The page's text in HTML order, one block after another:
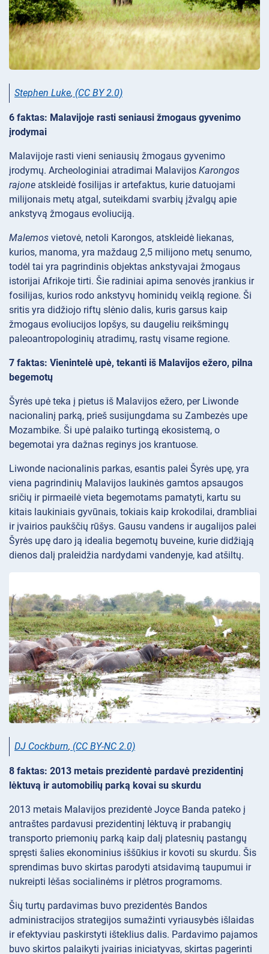
Stephen Luke, (CC BY 2.0)
6 faktas: Malavijoje rasti seniausi žmogaus gyvenimo
įrodymai
Malavijoje rasti vieni seniausių žmogaus gyvenimo
įrodymų. Archeologiniai atradimai Malavijos Karongos
rajone atskleidė fosilijas ir artefaktus, kurie datuojami
milijonais metų atgal, suteikdami svarbių įžvalgų apie
ankstyvą žmogaus evoliuciją.
Malemos vietovė, netoli Karongos, atskleidė liekanas,
kurios, manoma, yra maždaug 2,5 milijono metų senumo,
todėl tai yra pagrindinis objektas ankstyvajai žmogaus
istorijai Afrikoje tirti. Šie radiniai apima senovės įrankius ir
fosilijas, kurios rodo ankstyvų hominidų veiklą regione. Ši
sritis yra didžiojo riftų slėnio dalis, kuris garsus kaip
žmogaus evoliucijos lopšys, su daugeliu reikšmingų
paleoantropologinių atradimų, rastų visame regione.
7 faktas: Vienintelė upė, tekanti iš Malavijos ežero, pilna
begemotų
Šyrės upė teka į pietus iš Malavijos ežero, per Liwonde
nacionalinį parką, prieš susijungdama su Zambezės upe
Mozambike. Ši upė palaiko turtingą ekosistemą, o
begemotai yra dažnas reginys jos krantuose.
Liwonde nacionalinis parkas, esantis palei Šyrės upę, yra
viena pagrindinių Malavijos laukinės gamtos apsaugos
sričių ir pirmaeilė vieta begemotams pamatyti, kartu su
kitais laukiniais gyvūnais, tokiais kaip krokodilai, drambliai
ir įvairios paukščių rūšys. Gausu vandens ir augalijos palei
Šyrės upę daro ją idealia begemotų buveine, kurie didžiąją
dienos dalį praleidžia nardydami vandenyje, kad atšiltų.
DJ Cockburn, (CC BY-NC 2.0)
8 faktas: 2013 metais prezidentė pardavė prezidentinį
lėktuvą ir automobilių parką kovai su skurdu
2013 metais Malavijos prezidentė Joyce Banda pateko į
antraštes pardavusi prezidentinį lėktuvą ir prabangių
transporto priemonių parką kaip dalį platesnių pastangų
spręsti šalies ekonominius iššūkius ir kovoti su skurdu. Šis
sprendimas buvo skirtas parodyti atsidavimą taupumui ir
nukreipti lėšas socialinėms ir plėtros programoms.
Šių turtų pardavimas buvo prezidentės Bandos
administracijos strategijos sumažinti vyriausybės išlaidas
ir efektyviau paskirstyti išteklius dalis. Pardavimo pajamos
buvo skirtos palaikyti įvairias iniciatyvas, skirtas pagerinti